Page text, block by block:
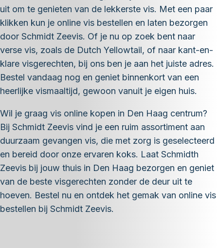
uit om te genieten van de lekkerste vis. Met een paar
klikken kun je online vis bestellen en laten bezorgen
door Schmidt Zeevis. Of je nu op zoek bent naar
verse vis, zoals de Dutch Yellowtail, of naar kant-en-
klare visgerechten, bij ons ben je aan het juiste adres.
Bestel vandaag nog en geniet binnenkort van een
heerlijke vismaaltijd, gewoon vanuit je eigen huis.
Wil je graag vis online kopen in Den Haag centrum?
Bij Schmidt Zeevis vind je een ruim assortiment aan
duurzaam gevangen vis, die met zorg is geselecteerd
en bereid door onze ervaren koks. Laat Schmidth
Zeevis bij jouw thuis in Den Haag bezorgen en geniet
van de beste visgerechten zonder de deur uit te
hoeven. Bestel nu en ontdek het gemak van online vis
bestellen bij Schmidt Zeevis.